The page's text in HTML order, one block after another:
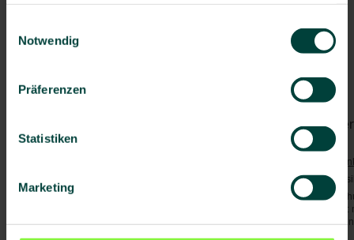
Notwendig
Präferenzen
Statistiken
Marketing
Länder A-Z
(> 60 J.)
Besondere Risiken:
Von Mücken/Insekten
Trypanosomiasis (Chagas-
- Mittleres bis hohes
Generell gilt: Mücken-/
nachts. Bei Malaria gilt
Stand-by-Präparates nach